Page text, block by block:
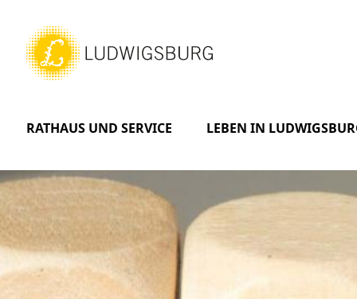
RATHAUS UND SERVICE LEBEN IN